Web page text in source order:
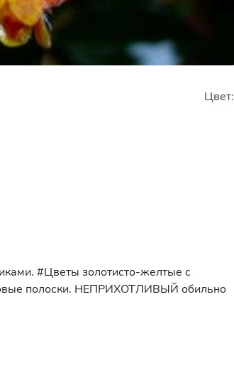
Цвет:
#Цветы золотисто-желтые с
полоски. НЕПРИХОТЛИВЫЙ обильно